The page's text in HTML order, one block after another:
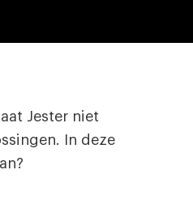
Jester niet
In deze